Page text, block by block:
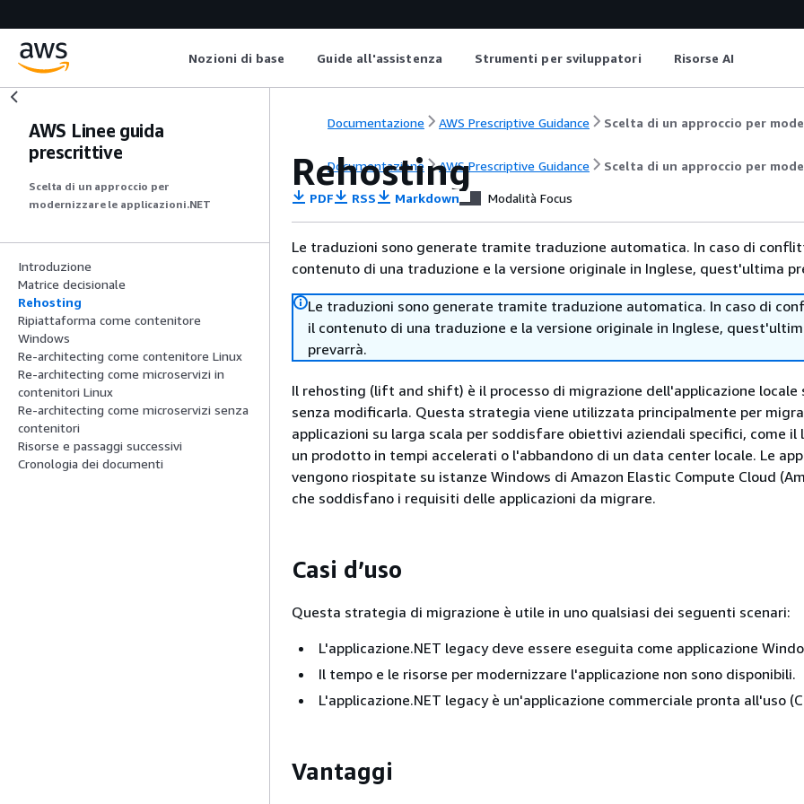
Nozioni di base Guide all'assistenza Strumenti per sviluppatori Risorse AI
AWS Linee guida
prescrittive
Scelta di un approccio per
modernizzare le applicazioni.NET
Introduzione
Matrice decisionale
Rehosting
Ripiattaforma come contenitore
Windows
Re-architecting come contenitore Linux
Re-architecting come microservizi in
contenitori Linux
Re-architecting come microservizi senza
contenitori
Risorse e passaggi successivi
Cronologia dei documenti
Documentazione AWS Prescriptive Guidance Scelta di un approccio per
Documentazione AWS Prescriptive Guidance Scelta di un approccio per
Rehosting
PDF RSS Markdown Modalità Focus
Le traduzioni sono generate tramite traduzione automatica. In caso di
contenuto di una traduzione e la versione originale in Inglese, quest'ultima
Le traduzioni sono generate tramite traduzione automatica. In caso di
il contenuto di una traduzione e la versione originale in Inglese,
prevarrà.
Il rehosting (lift and shift) è il processo di migrazione dell'applicazione locale
senza modificarla. Questa strategia viene utilizzata principalmente per
applicazioni su larga scala per soddisfare obiettivi aziendali specifici, come il
un prodotto in tempi accelerati o l'abbandono di un data center locale. Le
vengono riospitate su istanze Windows di Amazon Elastic Compute Cloud
che soddisfano i requisiti delle applicazioni da migrare.
Casi d’uso
Questa strategia di migrazione è utile in uno qualsiasi dei seguenti scenari:
L'applicazione.NET legacy deve essere eseguita come applicazione
Il tempo e le risorse per modernizzare l'applicazione non sono disponibili.
L'applicazione.NET legacy è un'applicazione commerciale pronta all'uso
Vantaggi